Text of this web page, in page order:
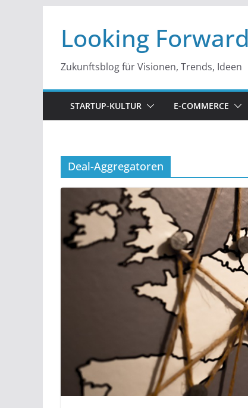
Inhalt
springen
Looking Forward
Zukunftsblog für Visionen, Trends, Ideen
STARTUP-KULTUR E-COMMERCE
Deal-Aggregatoren